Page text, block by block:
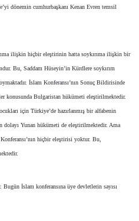
dönemin cumhurbaşkanı Kenan Evren temsil
ilişkin hiçbir eleştirinin hatta soykırıma ilişkin bir
Bu, Saddam Hüseyin’in Kürdlere soykırım
İslam Konferansı’nın Sonuç Bildirisinde
konusunda Bulgaristan hükümeti eleştirilmektedir.
için Türkiye’de hazırlanmış bir alfabenin
dolayı Yunan hükümeti de eleştirilmektedir. Ama
hiçbir eleştirisi yoktur. Bu,
Bugün İslam konferansına üye devletlerin sayısı